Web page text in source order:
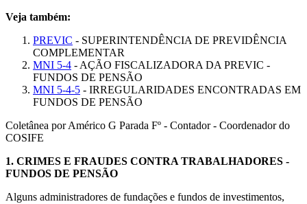
Veja também:
PREVIC - SUPERINTENDÊNCIA DE PREVIDÊNCIA
COMPLEMENTAR
MNI 5-4 - AÇÃO FISCALIZADORA DA PREVIC -
FUNDOS DE PENSÃO
MNI 5-4-5 - IRREGULARIDADES ENCONTRADAS EM
FUNDOS DE PENSÃO
Coletânea por Américo G Parada Fº - Contador - Coordenador do
COSIFE
1. CRIMES E FRAUDES CONTRA TRABALHADORES -
FUNDOS DE PENSÃO
Alguns administradores de fundações e fundos de investimentos,